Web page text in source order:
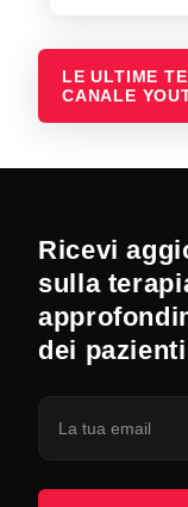
LE ULTIME
CANALE
Ricevi
sulla
dei pazienti